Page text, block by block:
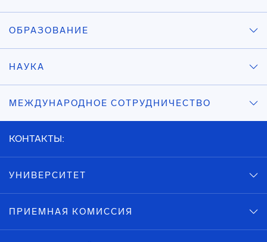
ОБРАЗОВАНИЕ
НАУКА
МЕЖДУНАРОДНОЕ СОТРУДНИЧЕСТВО
КОНТАКТЫ:
УНИВЕРСИТЕТ
ПРИЕМНАЯ КОМИССИЯ